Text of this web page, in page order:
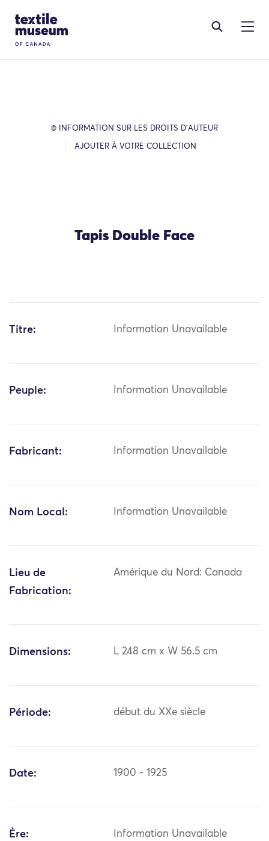
Site Logo
© INFORMATION SUR LES DROITS D’AUTEUR
AJOUTER À VOTRE COLLECTION
Tapis Double Face
Titre: Information Unavailable
Peuple: Information Unavailable
Fabricant: Information Unavailable
Nom Local: Information Unavailable
Lieu de
Fabrication:
Amérique du Nord: Canada
Dimensions: L 248 cm x W 56.5 cm
Période: début du XXe siècle
Date: 1900 - 1925
Ère: Information Unavailable